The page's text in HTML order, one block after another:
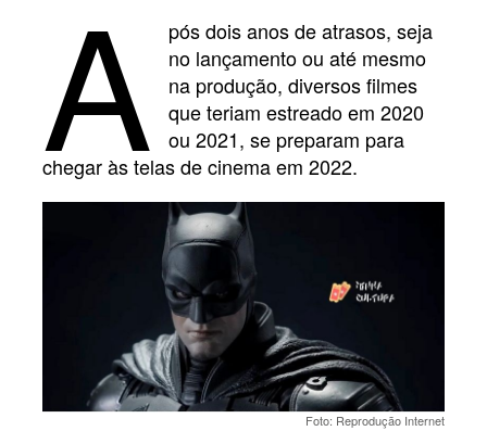
A
pós dois anos de atrasos, seja
no lançamento ou até mesmo
na produção, diversos filmes
que teriam estreado em 2020
ou 2021, se preparam para
chegar às telas de cinema em 2022.
Foto: Reprodução Internet